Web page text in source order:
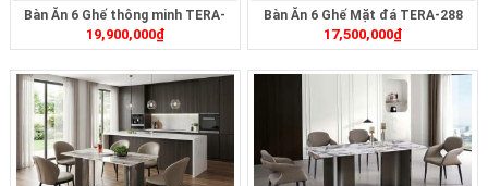
Bàn Ăn 6 Ghế thông minh TERA-
289
19,900,000₫
Bàn Ăn 6 Ghế Mặt đá TERA-288
17,500,000₫